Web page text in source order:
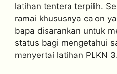
latihan tentera terpilih.
ramai khususnya calon
bapa disarankan untuk
status bagi mengetahui
menyertai latihan PLKN